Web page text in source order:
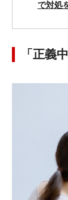
で対処
「正義